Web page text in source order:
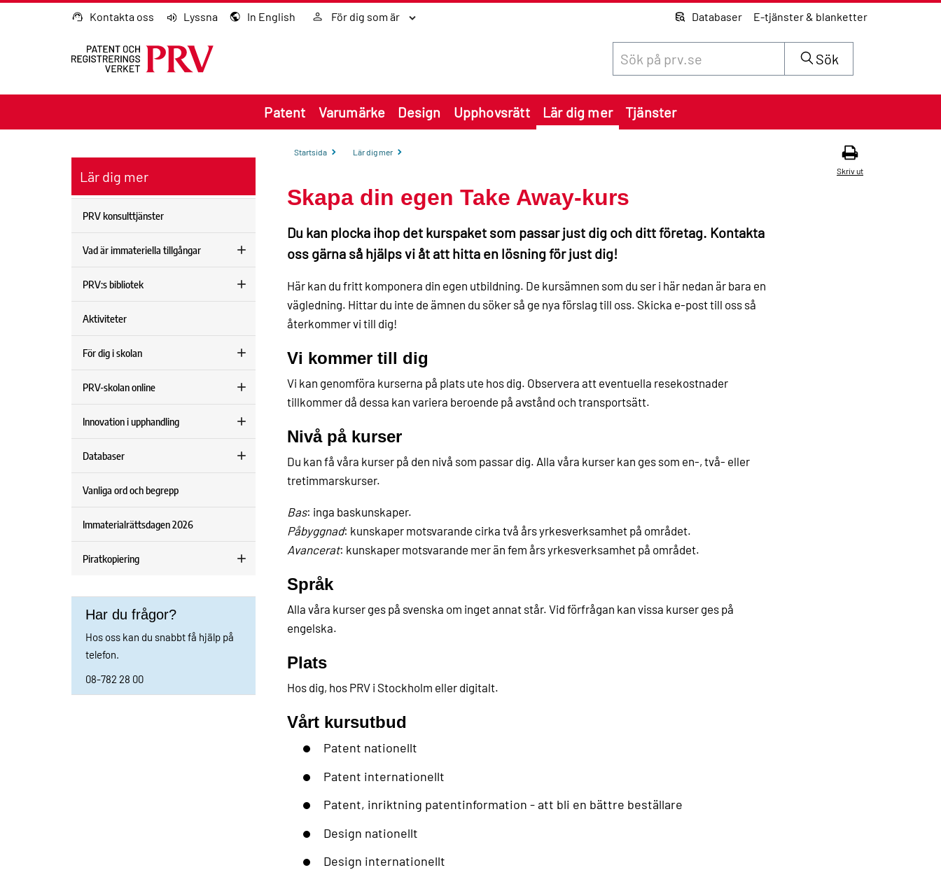
Gå till innehållet Kontakta oss Lyssna In English För dig som är Databaser E-tjänster & blanketter
Sök
Patent Varumärke Design Upphovsrätt Lär dig mer Tjänster
Lär dig mer
PRV konsulttjänster
Vad är immateriella tillgångar
PRV:s bibliotek
Aktiviteter
För dig i skolan
PRV-skolan online
Innovation i upphandling
Databaser
Vanliga ord och begrepp
Immaterialrättsdagen 2026
Piratkopiering
Har du frågor?
Hos oss kan du snabbt få hjälp på
telefon.
08-782 28 00
Startsida
Lär dig mer
Skriv ut
Skapa din egen Take Away-kurs
Du kan plocka ihop det kurspaket som passar just dig och ditt företag. Kontakta
oss gärna så hjälps vi åt att hitta en lösning för just dig!
Här kan du fritt komponera din egen utbildning. De kursämnen som du ser i här nedan är bara en
vägledning. Hittar du inte de ämnen du söker så ge nya förslag till oss. Skicka e-post till oss så
återkommer vi till dig!
Vi kommer till dig
Vi kan genomföra kurserna på plats ute hos dig. Observera att eventuella resekostnader
tillkommer då dessa kan variera beroende på avstånd och transportsätt.
Nivå på kurser
Du kan få våra kurser på den nivå som passar dig. Alla våra kurser kan ges som en-, två- eller
tretimmarskurser.
Bas: inga baskunskaper.
Påbyggnad: kunskaper motsvarande cirka två års yrkesverksamhet på området.
Avancerat: kunskaper motsvarande mer än fem års yrkesverksamhet på området.
Språk
Alla våra kurser ges på svenska om inget annat står. Vid förfrågan kan vissa kurser ges på
engelska.
Plats
Hos dig, hos PRV i Stockholm eller digitalt.
Vårt kursutbud
Patent nationellt
Patent internationellt
Patent, inriktning patentinformation - att bli en bättre beställare
Design nationellt
Design internationellt